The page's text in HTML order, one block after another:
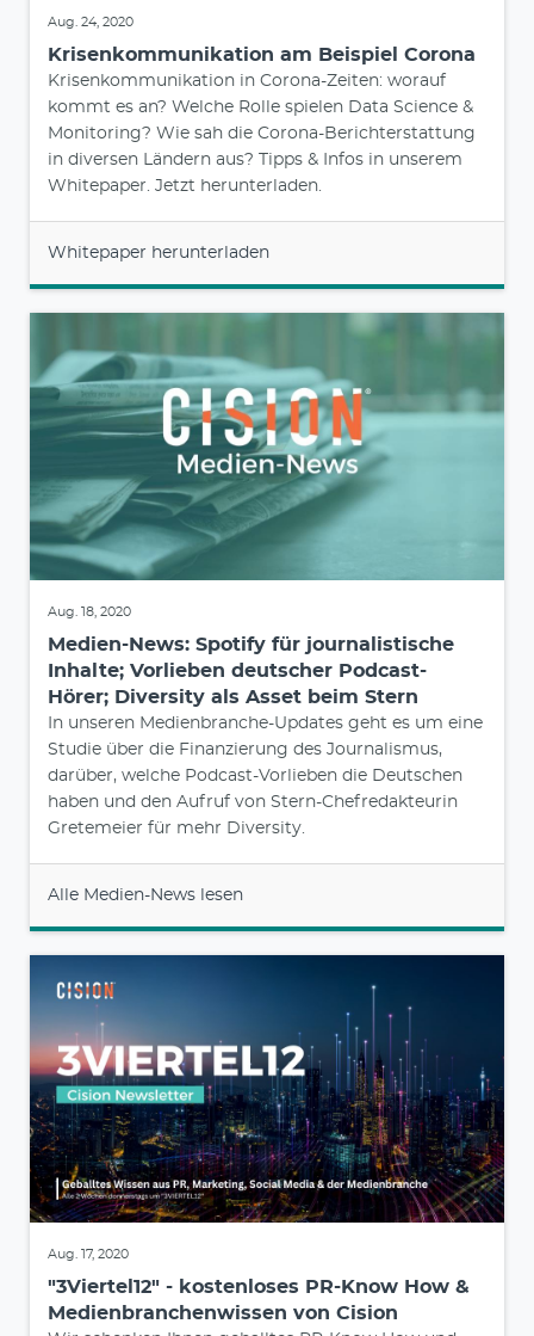
Aug. 24, 2020
Krisenkommunikation am Beispiel Corona
Krisenkommunikation in Corona-Zeiten: worauf
kommt es an? Welche Rolle spielen Data Science &
Monitoring? Wie sah die Corona-Berichterstattung
in diversen Ländern aus? Tipps & Infos in unserem
Whitepaper. Jetzt herunterladen.
Whitepaper herunterladen
Aug. 18, 2020
Medien-News: Spotify für journalistische
Inhalte; Vorlieben deutscher Podcast-
Hörer; Diversity als Asset beim Stern
In unseren Medienbranche-Updates geht es um eine
Studie über die Finanzierung des Journalismus,
darüber, welche Podcast-Vorlieben die Deutschen
haben und den Aufruf von Stern-Chefredakteurin
Gretemeier für mehr Diversity.
Alle Medien-News lesen
Aug. 17, 2020
"3Viertel12" - kostenloses PR-Know How &
Medienbranchenwissen von Cision